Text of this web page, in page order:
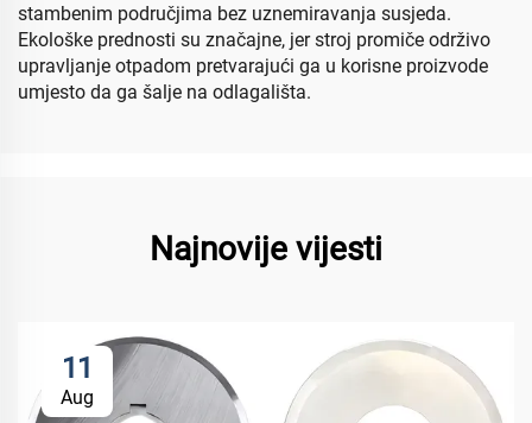
stambenim područjima bez uznemiravanja susjeda.
Ekološke prednosti su značajne, jer stroj promiče održivo
upravljanje otpadom pretvarajući ga u korisne proizvode
umjesto da ga šalje na odlagališta.
Najnovije vijesti
11
Aug